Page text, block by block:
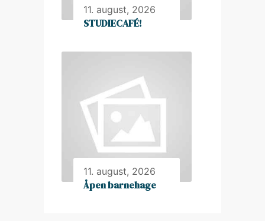
11. august, 2026
STUDIECAFÉ!
11. august, 2026
Åpen barnehage